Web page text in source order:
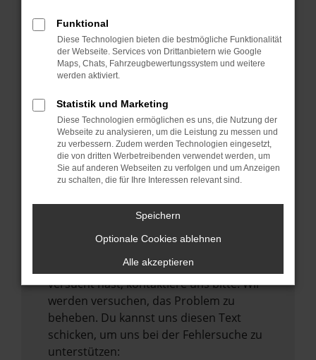
anderen Browser oder in einem privaten
Fenster?
Starte dein Gerät neu.
vorübergehende Probleme zu beheben.
Stelle sicher, dass dein Browser und dein
Betriebssystem auf dem neuesten Stand
sind.
Veraltete Software birgt nicht nur ein
führen, dass bestimmte Funktionen nicht
Wende dich an den Webseitenbetreiber.
Wenn du alle oben genannten Schritte
versucht hast, kontaktiere uns bitte. Wir
werden versuchen, das Problem zu
beheben. Du kannst uns diesen Text
schicken, um uns bei der Fehlersuche zu
unterstützen:
Funktional
Diese Technologien bieten die bestmögliche Funktionalität
der Webseite. Services von Drittanbietern wie Google
Maps, Chats, Fahrzeugbewertungssystem und weitere
werden aktiviert.
Statistik und Marketing
Diese Technologien ermöglichen es uns, die Nutzung der
Webseite zu analysieren, um die Leistung zu messen und
zu verbessern. Zudem werden Technologien eingesetzt,
die von dritten Werbetreibenden verwendet werden, um
Sie auf anderen Webseiten zu verfolgen und um Anzeigen
zu schalten, die für Ihre Interessen relevant sind.
Speichern
Optionale Cookies ablehnen
Alle akzeptieren